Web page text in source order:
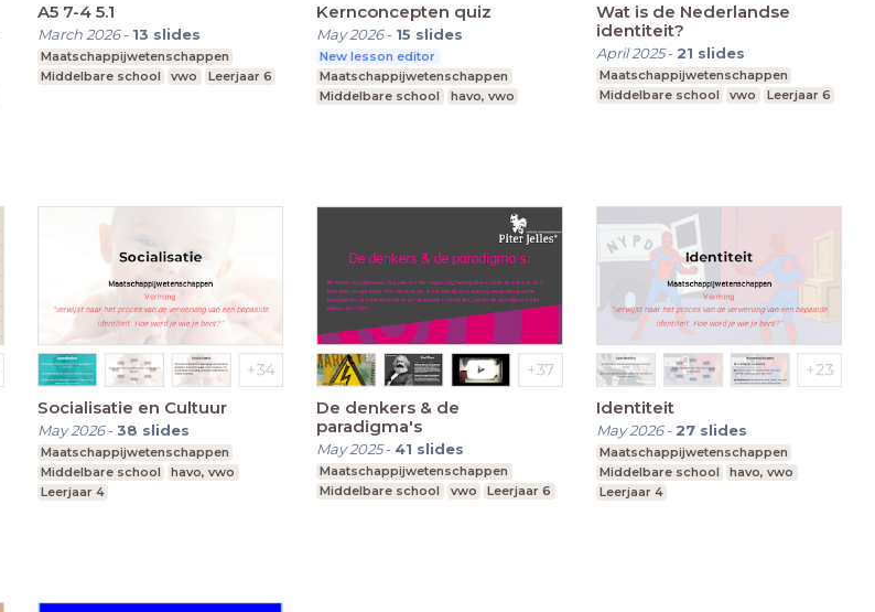
A5 7-4 5.1
March 2026- 13 slides
Maatschappijwetenschappen
Middelbare school
vwo Leerjaar 6
Kernconcepten quiz
May 2026- 15 slides
New lesson editor
Maatschappijwetenschappen
Middelbare school
havo, vwo
Wat is de Nederlandse
identiteit?
April 2025- 21 slides
Maatschappijwetenschappen
Middelbare school
vwo Leerjaar 6
Socialisatie en Cultuur
May 2026-38 slides
Maatschappijwetenschappen
Middelbare school
havo, vwo
Leerjaar 4
De denkers & de
paradigma's
May 2025- 41 slides
Maatschappijwetenschappen
Middelbare school
vwo Leerjaar 6
Identiteit
May 2026- 27 slides
Maatschappijwetenschappen
Middelbare school
havo, vwo
Leerjaar 4